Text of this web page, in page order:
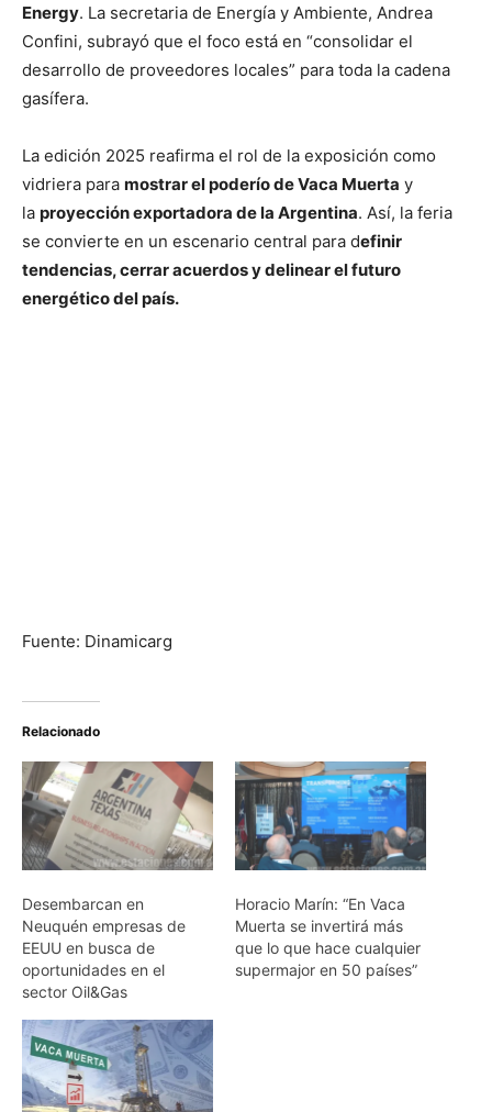
Energy. La secretaria de Energía y Ambiente, Andrea
Confini, subrayó que el foco está en “consolidar el
desarrollo de proveedores locales” para toda la cadena
gasífera.
La edición 2025 reafirma el rol de la exposición como
vidriera para mostrar el poderío de Vaca Muerta y
la proyección exportadora de la Argentina. Así, la feria
se convierte en un escenario central para definir
tendencias, cerrar acuerdos y delinear el futuro
energético del país.
Fuente: Dinamicarg
Relacionado
Desembarcan en
Neuquén empresas de
EEUU en busca de
oportunidades en el
sector Oil&Gas
Horacio Marín: “En Vaca
Muerta se invertirá más
que lo que hace cualquier
supermajor en 50 países”